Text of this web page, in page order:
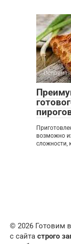
Основная
возможно
сложности,
© 2026 Готовим
с сайта строго